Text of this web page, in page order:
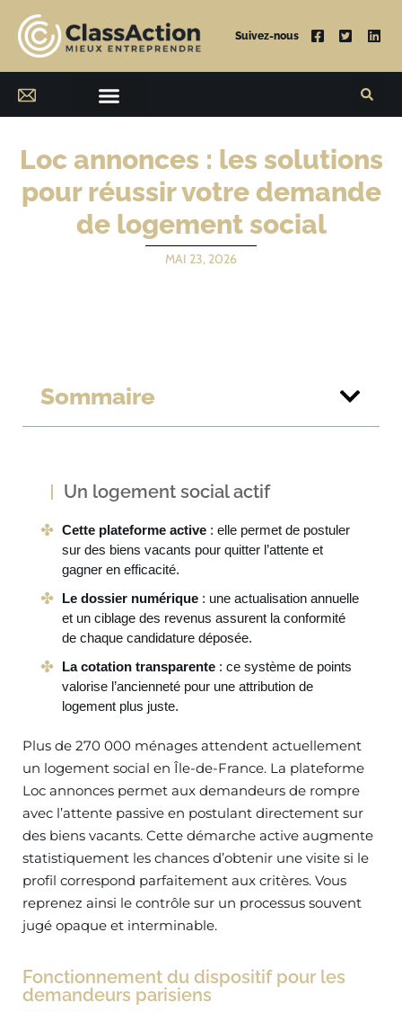
Suivez-nous
Loc annonces : les solutions
pour réussir votre demande
de logement social
MAI 23, 2026
Sommaire
Un logement social actif
Cette plateforme active : elle permet de postuler
sur des biens vacants pour quitter l’attente et
gagner en efficacité.
Le dossier numérique : une actualisation annuelle
et un ciblage des revenus assurent la conformité
de chaque candidature déposée.
La cotation transparente : ce système de points
valorise l’ancienneté pour une attribution de
logement plus juste.
Plus de 270 000 ménages attendent actuellement
un logement social en Île-de-France. La plateforme
Loc annonces permet aux demandeurs de rompre
avec l’attente passive en postulant directement sur
des biens vacants. Cette démarche active augmente
statistiquement les chances d’obtenir une visite si le
profil correspond parfaitement aux critères. Vous
reprenez ainsi le contrôle sur un processus souvent
jugé opaque et interminable.
Fonctionnement du dispositif pour les
demandeurs parisiens